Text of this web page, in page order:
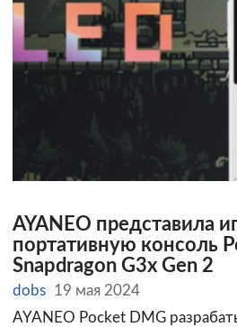
AYANEO представила
портативную консоль
Snapdragon G3x Gen 2
dobs 19 мая 2024
AYANEO Pocket DMG